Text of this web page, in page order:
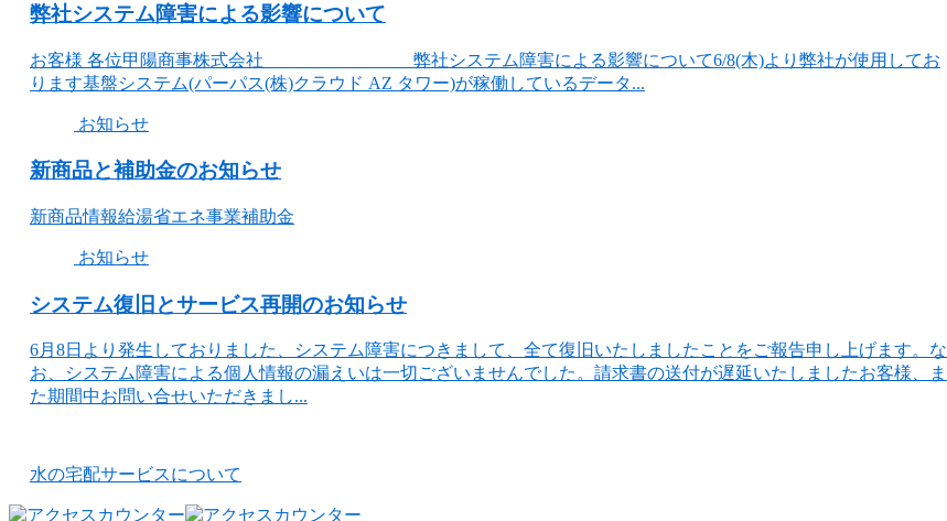
弊社システム障害による影響について
お客様 各位甲陽商事株式会社 弊社システム障害による影響について6/8(木)より弊社が使用してお
ります基盤システム(パーパス(株)クラウド AZ タワー)が稼働しているデータ...
お知らせ
新商品と補助金のお知らせ
新商品情報給湯省エネ事業補助金
お知らせ
システム復旧とサービス再開のお知らせ
6月8日より発生しておりました、システム障害につきまして、全て復旧いたしましたことをご報告申し上げます。な
お、システム障害による個人情報の漏えいは一切ございませんでした。請求書の送付が遅延いたしましたお客様、ま
た期間中お問い合せいただきまし...
水の宅配サービスについて